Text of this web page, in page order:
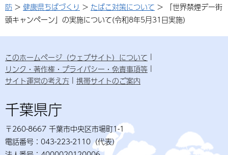
防 > 健康県ちばづくり > たばこ対策について > 「世界禁煙デー街
頭キャンペーン」の実施について(令和8年5月31日実施)
このホームページ（ウェブサイト）について
リンク・著作権・プライバシー・免責事項等
サイト運営の考え方
携帯サイトのご案内
千葉県庁
〒260-8667 千葉市中央区市場町1-1
電話番号：043-223-2110（代表）